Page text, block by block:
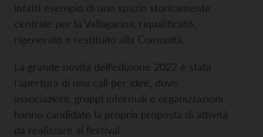
infatti esempio di uno spazio storicamente
centrale per la Vallagarina, riqualificato,
rigenerato e restituito alla Comunità.
La grande novità dell’edizione 2022 è stata
l’apertura di una call per idee, dove
associazioni, gruppi informali e organizzazioni
hanno candidato la propria proposta di attività
da realizzare al festival.